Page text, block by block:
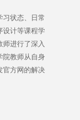
习状态、日常
设计等课程学
师进行了深入
院教师从自身
官方网的解决